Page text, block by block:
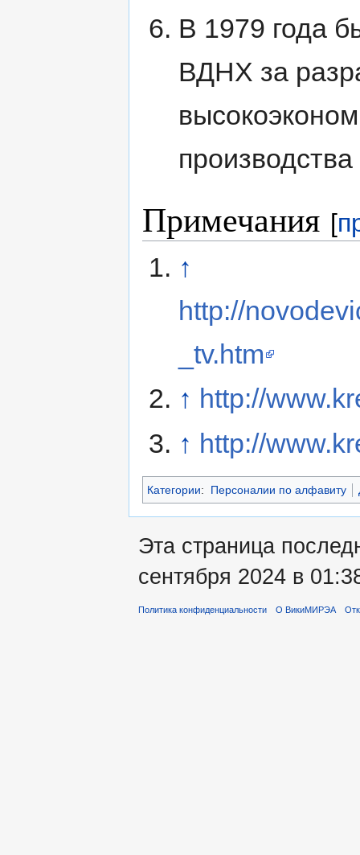
В 1979 года
ВДНХ за
Примечания [
↑
http://
_tv.htm
↑ http://
↑ http://
Категории: Персоналии по алфавиту
Эта страница
сентября 2024 в
Политика конфиденциальности О ВикиМИРЭА